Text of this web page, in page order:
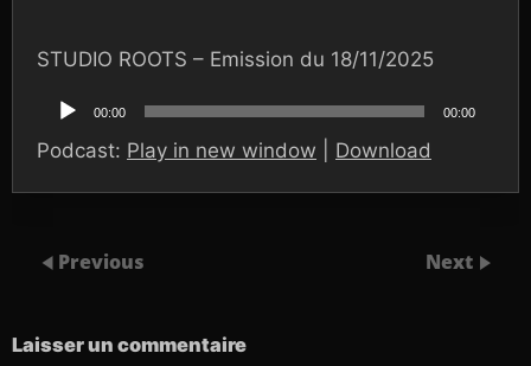
STUDIO ROOTS – Emission du 18/11/2025
audio
00:00 00:00
Podcast: Play in new window Download
Previous Next
Laisser un commentaire